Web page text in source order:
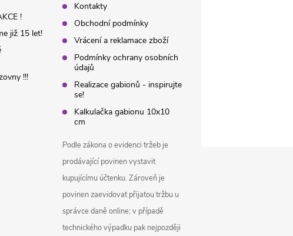
!
již 15 let!
!!!
Kontakty
Obchodní podmínky
Vrácení a reklamace zboží
Podmínky ochrany osobních
údajů
Realizace gabionů - inspirujte
se!
Kalkulačka gabionu 10x10
cm
Podle zákona o evidenci tržeb je
prodávající povinen vystavit
kupujícímu účtenku. Zároveň je
povinen zaevidovat přijatou tržbu u
správce daně online; v případě
technického výpadku pak nejpozději